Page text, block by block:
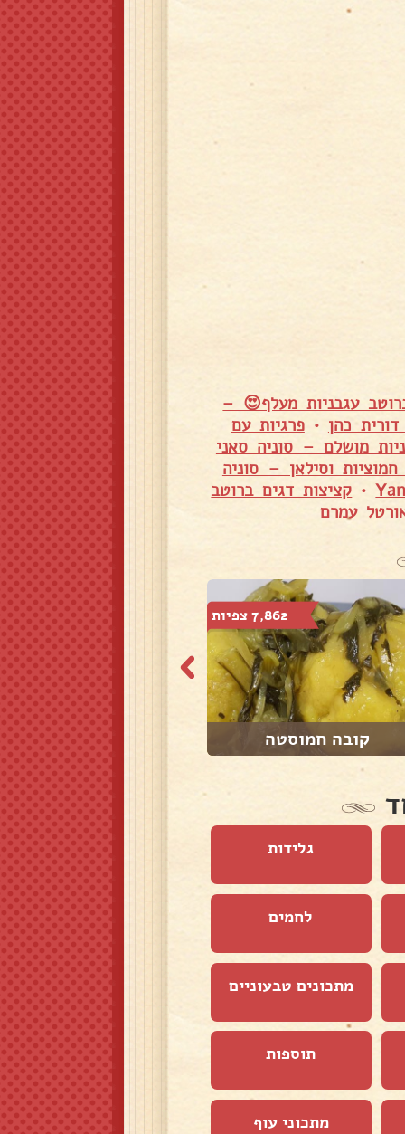
עגבניות מעלף😍 –
כהן •פרגיות עם
מושלם – סוניה סאני
וסילאן – סוניה
• קציצות דגים ברוטב
עמרם
7,862 צפיות
קובה חמוסטה
גלידות
לחמים
מתכונים טבעוניים
תוספות
מתכוני עוף